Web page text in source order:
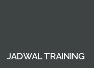
JADWAL TRAINING